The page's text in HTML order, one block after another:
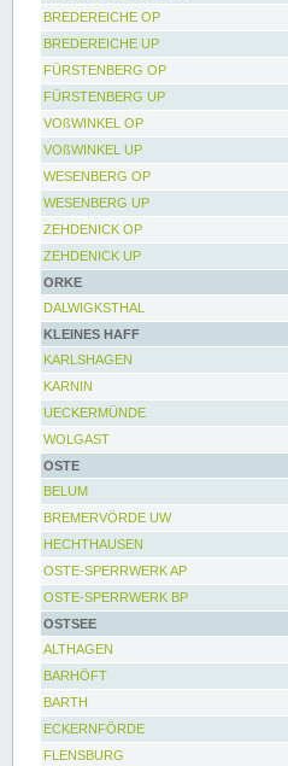
BREDEREICHE OP
BREDEREICHE UP
FÜRSTENBERG OP
FÜRSTENBERG UP
VOßWINKEL OP
VOßWINKEL UP
WESENBERG OP
WESENBERG UP
ZEHDENICK OP
ZEHDENICK UP
ORKE
DALWIGKSTHAL
KLEINES HAFF
KARLSHAGEN
KARNIN
UECKERMÜNDE
WOLGAST
OSTE
BELUM
BREMERVÖRDE UW
HECHTHAUSEN
OSTE-SPERRWERK AP
OSTE-SPERRWERK BP
OSTSEE
ALTHAGEN
BARHÖFT
BARTH
ECKERNFÖRDE
FLENSBURG